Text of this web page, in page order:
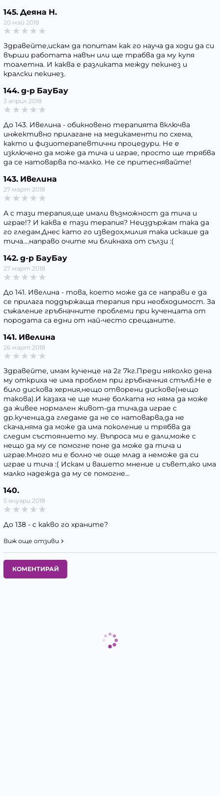
145. Деяна Н.
20 май 2018
Здравейте,искам да попитам как го науча да ходи да си
върши работата навън или ще трабва да му купя
тоалетна. И каква е разликата между пекинез и
кралски пекинез.
144. д-р БауБау
3 април 2018
До 143. Ивелина - обикновено терапията включва
инжективно прилагане на медикаменти по схема,
както и физиотерапевтични процедури. Не е
изключено да може да тича и играе, просто ще трябва
да се натоварва по-малко. Не се притеснявайте!
143. Ивелина
27 март 2018
А с тази терапия,ще имали възможност да тича и
играе!? И каква е тази терапия? Неиздържам така да
го гледам.Днес като го изведох,милия така искаше да
тича....направо очите ми бликнаха от сълзи :(
142. д-р БауБау
27 март 2018
До 141. Ивелина - това, което може да се направи е да
се прилага поддържаща терапия при необходимост. За
съжаление гръбначните проблеми при кученцата от
породата са едни от най-често срещаните.
141. Ивелина
26 март 2018
Здравейте, имам кученце на 2г 7кг.Преди няколко дена
му откриха че има проблем при гръбначния стълб.Не е
било дискова херния,нещо отворени дискове(нещо
такова).И казаха че ще мине болката но няма да може
да живее нормален живот-да тича,да играе с
др.кученца,да гледаме да не се натоварва,да не
скача,няма да може да има поколение и трябва да
следим състоянието му. Въпроса ми е дали,може с
нещо да му се помогне поне да може да тича и
играе.Много ми е болно че още млад а неможе да си
играе и тича :( Искам и вашето мнение и съвет,ако има
малко надежда да му се помогне...
140.
5 януари 2018
До 138 - с какво го храните?
Виж още отзиви
КОМЕНТИРАЙ